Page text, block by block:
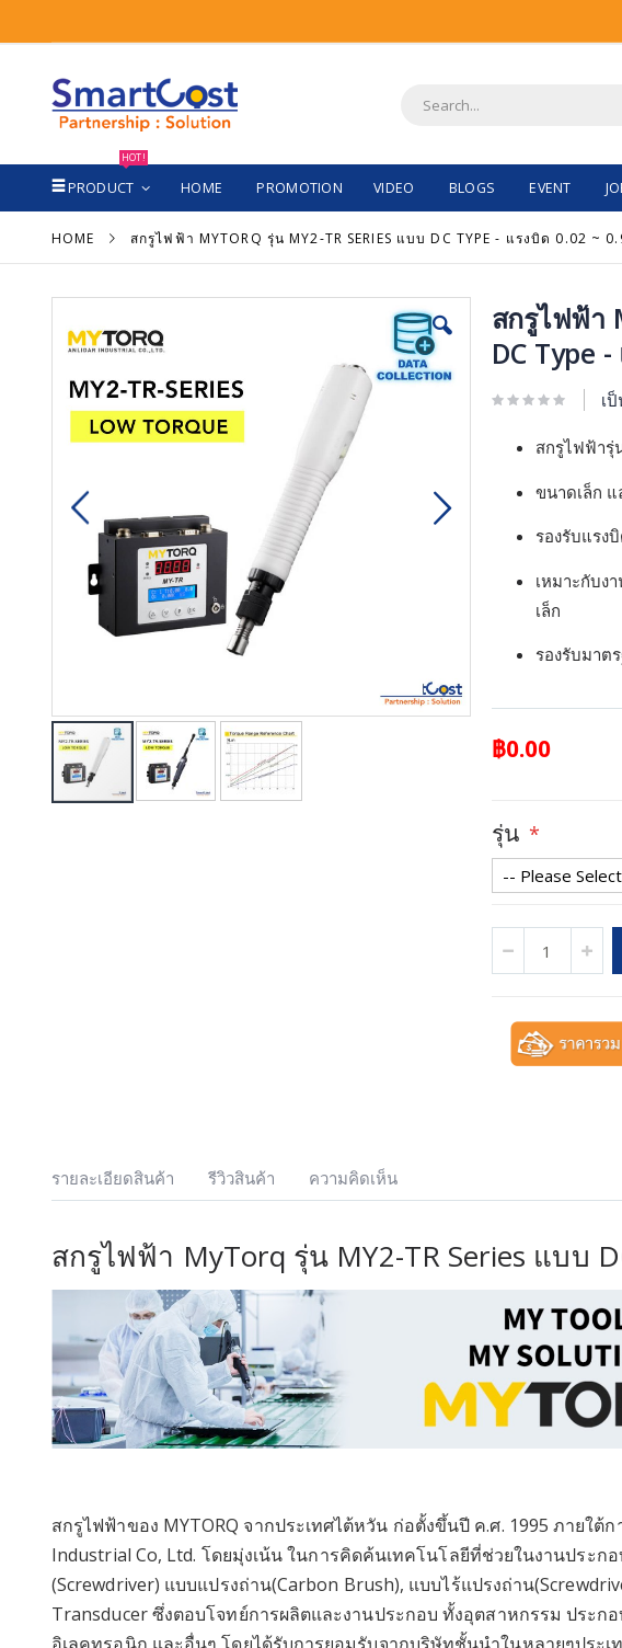
to
HOME
PRODUCT
HOT!
PROMOTION VIDEO BLOGS EVENT
HOME สกรูไฟฟ้า MYTORQ รุ่น MY2-TR SERIES แบบ DC TYPE - แรงบิด 0.02 ~
the
end
images
Skip
images
สกรูไฟฟ้า
DC Type
เ
สกรูไฟฟ้ารุ่
ขนาดเล็ก
รองรับแรง
เหมาะกับง
เล็ก
รองรับมาต
฿0.00
รุ่น
รายละเอียดสินค้า
สกรูไฟฟ้า MyTorq รุ่น MY2-TR Series แบบ
สกรูไฟฟ้าของ MYTORQ จากประเทศไต้หวัน ก่อตั้งขึ้นปี ค.ศ. 1995 ภายใต้
Industrial Co, Ltd. โดยมุ่งเน้น ในการคิดค้นเทคโนโลยีที่ช่วยในงานประก
(Screwdriver) แบบแปรงถ่าน(Carbon Brush), แบบไร้แปรงถ่าน
Transducer ซึ่งตอบโจทย์การผลิตและงานประกอบ ทั้งอุตสาหกรรม ประก
รีวิวสินค้า ความคิดเห็น